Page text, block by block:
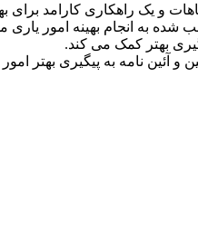
و یک راهکاری کارامد برای
به انجام بهینه امور
بهتر کمک می کند.
و آئین نامه به پیگیری بهتر